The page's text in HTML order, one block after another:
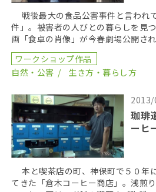
戦後最大の食品公害事件と言われ
件」。被害者の人びとの暮らしを見
画「食卓の肖像」が今春劇場公開さ
んは、１０年にわたり取材を続けた
[…]
ワークショップ作品
自然・公害
生き方・暮らし方
珈琲
ーヒ
本と喫茶店の町、神保町で５０年
てきた「倉木コーヒー商店」。浅煎